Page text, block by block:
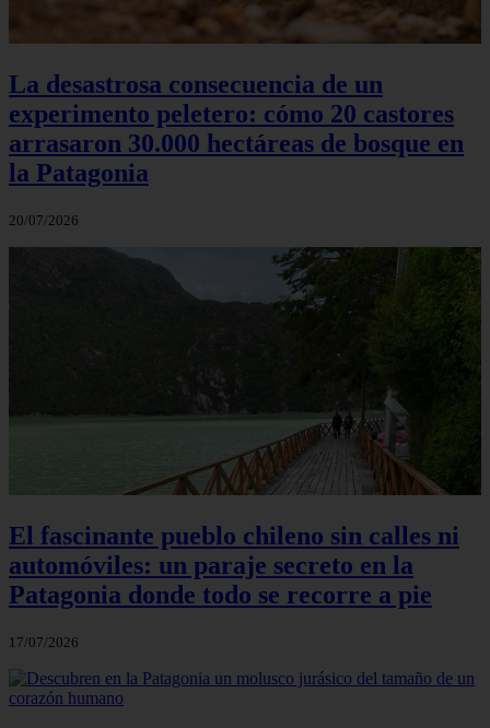
La desastrosa consecuencia de un
experimento peletero: cómo 20 castores
arrasaron 30.000 hectáreas de bosque en
la Patagonia
20/07/2026
El fascinante pueblo chileno sin calles ni
automóviles: un paraje secreto en la
Patagonia donde todo se recorre a pie
17/07/2026